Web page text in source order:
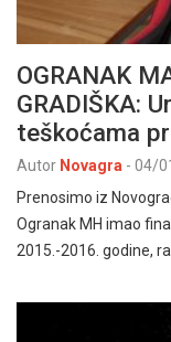
OGRANAK
GRADIŠKA:
teškoćama
Autor Novagra - 04/
Prenosimo iz
Ogranak MH imao
2015.-2016. godine,